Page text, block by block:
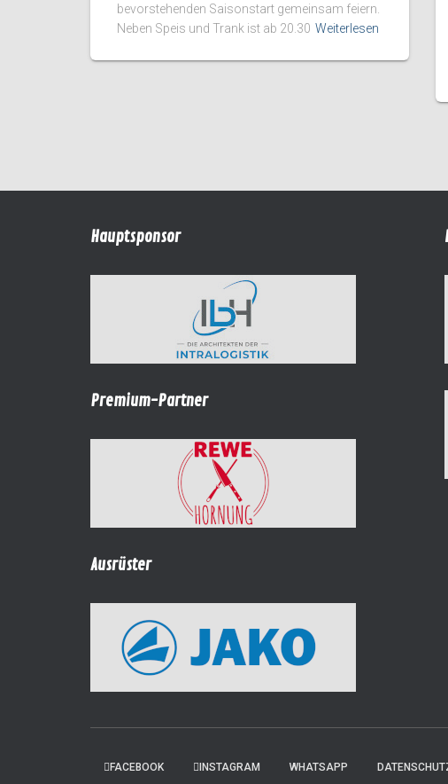
bevorstehenden Saisonstart gemeinsam feiern.
Neben Speis und Trank ist ab 20.30 Weiterlesen
Hauptsponsor
Premium-Partner
Ausrüster
FACEBOOK INSTAGRAM WHATSAPP